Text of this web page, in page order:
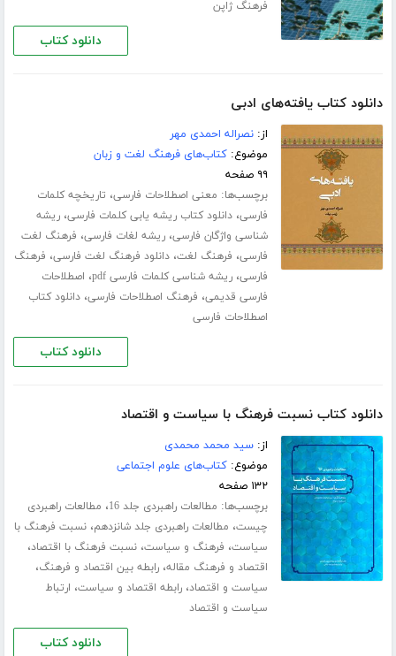
فرهنگ ژاپن
دانلود کتاب
دانلود کتاب یافته‌های ادبی
از:نصراله احمدی مهر
موضوع:کتاب‌های فرهنگ لغت و زبان
۹۹ صفحه
برچسب‌ها: معنی اصطلاحات فارسی، تاریخچه کلمات
فارسی،دانلود کتاب ریشه یابی کلمات فارسی،ریشه
شناسی واژگان فارسی،ریشه لغات فارسی، فرهنگ لغت
فارسی، فرهنگ لغت،دانلود فرهنگ لغت فارسی، فرهنگ
فارسی،ریشه شناسی کلمات فارسی pdf ، اصطلاحات
فارسی قدیمی، فرهنگ اصطلاحات فارسی،دانلود کتاب
اصطلاحات فارسی
دانلود کتاب
دانلود کتاب نسبت فرهنگ با سیاست و اقتصاد
از:سید محمد محمدی
موضوع:کتاب‌های علوم اجتماعی
۱۳۲ صفحه
برچسب‌ها: مطالعات راهبردی جلد 16 ، مطالعات راهبردی
چیست، مطالعات راهبردی جلد شانزدهم،نسبت فرهنگ با
سیاست، فرهنگ و سیاست،نسبت فرهنگ با اقتصاد،
اقتصاد و فرهنگ مقاله،رابطه بین اقتصاد و فرهنگ،
سیاست و اقتصاد،رابطه اقتصاد و سیاست، ارتباط
سیاست و اقتصاد
دانلود کتاب